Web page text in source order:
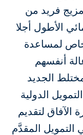
مزيج فريد من
الأطول أجلا
لمساعدة
أنفسهم
الجديد
الدولية
الآفاق لتقديم
التمويل المقدَّم